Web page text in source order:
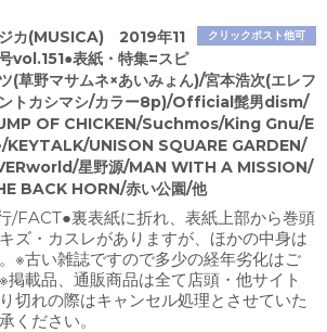
クリックポスト他可
カ(MUSICA) 2019年11
vol.151●表紙・特集=スピ
(草野マサムネ×あいみょん)/宮本浩次(エレフ
トカシマシ/カラー8p)/Official髭男dism/
OF CHICKEN/Suchmos/King Gnu/E
KEYTALK/UNISON SQUARE GARDEN/
星野源/MAN WITH A MISSION/
BACK HORN/赤い公園/他
/FACT●裏表紙に折れ、表紙上部から巻頭
ズ・カスレがありますが、ほかの中身は
※古い雑誌ですので多少の経年劣化はご
掲載品、通販商品は全て店頭・他サイト
切れの際はキャンセル処理とさせていた
ください。